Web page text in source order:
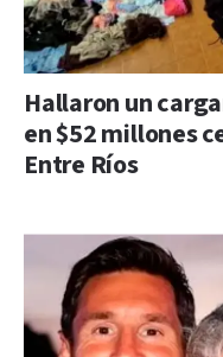
Hallaron un
en $52 millones
Entre Ríos